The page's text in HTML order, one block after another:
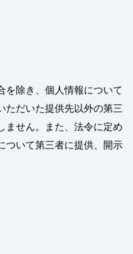
を除き、個人情報について
ただいた提供先以外の第三
ません。また、法令に定め
ついて第三者に提供、開示